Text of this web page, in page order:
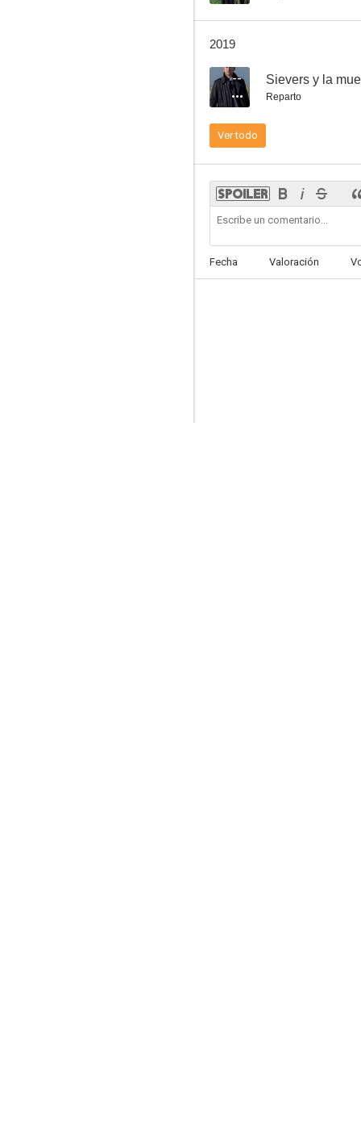
Nido vacío: los Winters
--
2019
-- Sievers y la
Reparto
Ver todo
Fecha Valoración